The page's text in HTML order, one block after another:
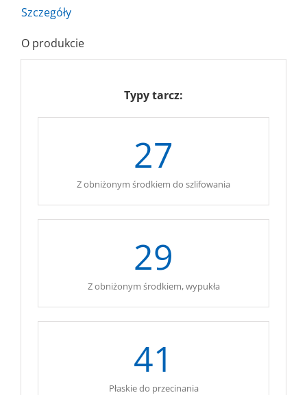
Szczegóły
O produkcie
Typy tarcz:
27
Z obniżonym środkiem do szlifowania
29
Z obniżonym środkiem, wypukła
41
Płaskie do przecinania